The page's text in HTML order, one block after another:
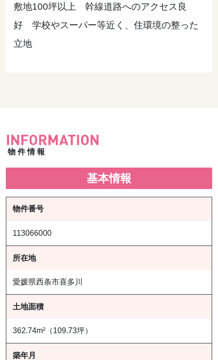
敷地100坪以上 幹線道路へのアクセス良
好 学校やスーパー等近く、住環境の整った
立地
物件情報
基本情報
物件番号
113066000
所在地
愛媛県西条市喜多川
土地面積
362.74m²（109.73坪）
築年月